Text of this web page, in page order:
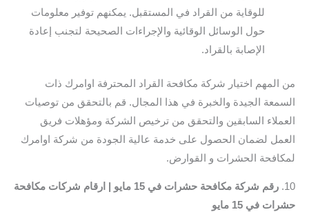
للوقاية من القراد في المستقبل. يمكنهم توفير معلومات
حول الوسائل الوقائية والإجراءات الصحيحة لتجنب إعادة
الإصابة بالقراد.
من المهم اختيار شركة مكافحة القراد المحترفة اوامرك ذات
السمعة الجيدة والخبرة في هذا المجال. قم بالتحقق من توصيات
العملاء السابقين والتحقق من ترخيص الشركة ومؤهلات فريق
العمل لضمان الحصول على خدمة عالية الجودة من شركة اوامرك
لمكافحة الحشرات و القوارض.
10.
رقم شركة مكافحة حشرات في 15 مايو | ارقام شركات مكافحة
حشرات في 15 مايو